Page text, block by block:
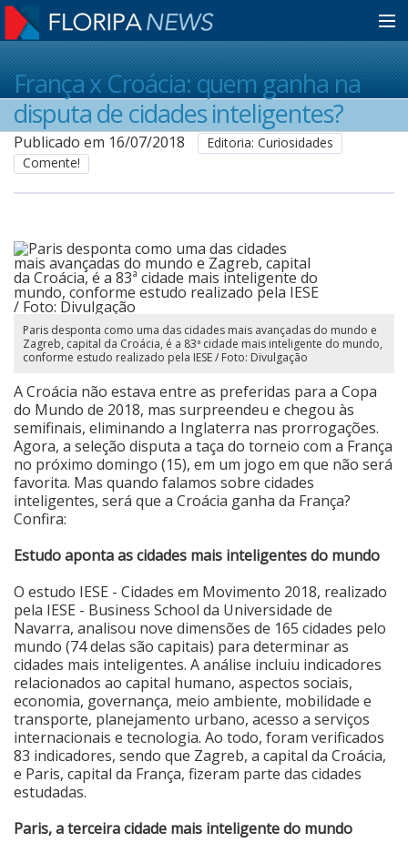
Home
Notícias
Colunistas
Classificados
Guia de Serviços
Cinema
Agenda Cultural
Anuncie
Fale Conosco
França x Croácia: quem ganha na
disputa de cidades inteligentes?
Publicado em 16/07/2018
Editoria: Curiosidades
Comente!
Paris desponta como uma das cidades mais avançadas do mundo e
Zagreb, capital da Croácia, é a 83ª cidade mais inteligente do mundo,
conforme estudo realizado pela IESE / Foto: Divulgação
A Croácia não estava entre as preferidas para a Copa
do Mundo de 2018, mas surpreendeu e chegou às
semifinais, eliminando a Inglaterra nas prorrogações.
Agora, a seleção disputa a taça do torneio com a França
no próximo domingo (15), em um jogo em que não será
favorita. Mas quando falamos sobre cidades
inteligentes, será que a Croácia ganha da França?
Confira:
Estudo aponta as cidades mais inteligentes do mundo
O estudo IESE - Cidades em Movimento 2018, realizado
pela IESE - Business School da Universidade de
Navarra, analisou nove dimensões de 165 cidades pelo
mundo (74 delas são capitais) para determinar as
cidades mais inteligentes. A análise incluiu indicadores
relacionados ao capital humano, aspectos sociais,
economia, governança, meio ambiente, mobilidade e
transporte, planejamento urbano, acesso a serviços
internacionais e tecnologia. Ao todo, foram verificados
83 indicadores, sendo que Zagreb, a capital da Croácia,
e Paris, capital da França, fizeram parte das cidades
estudadas.
Paris, a terceira cidade mais inteligente do mundo